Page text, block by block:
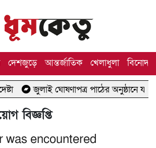
দেশজুড়ে আন্তর্জাতিক খেলাধুলা বিনোদন
ঘোষণাপত্র পাঠের অনুষ্ঠানে যাচ্ছেন মির্জা
বিজ্ঞপ্তি
was encountered